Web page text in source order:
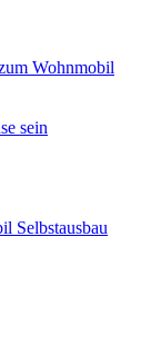
Wohnmobil
sein
Selbstausbau